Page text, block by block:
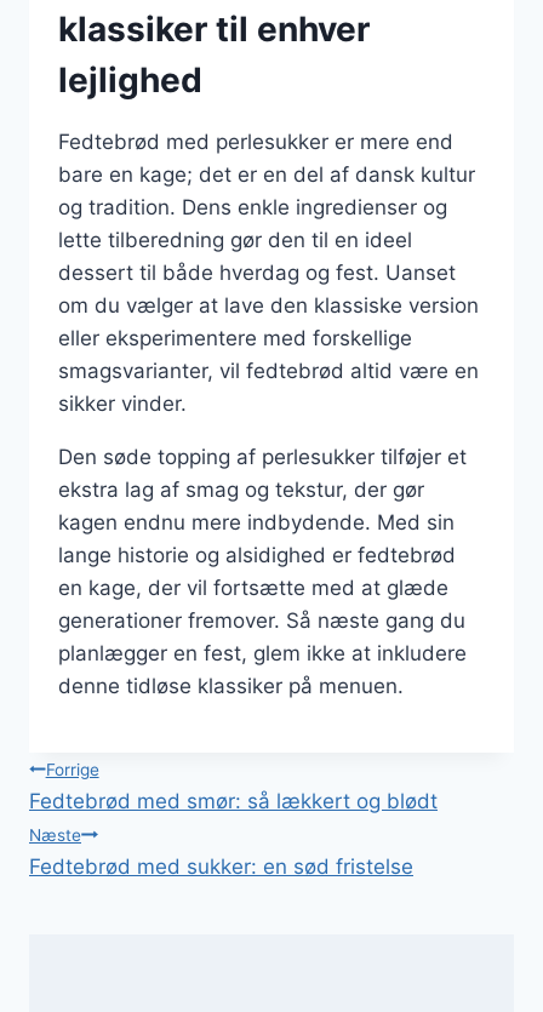
klassiker til enhver
lejlighed
Fedtebrød med perlesukker er mere end
bare en kage; det er en del af dansk kultur
og tradition. Dens enkle ingredienser og
lette tilberedning gør den til en ideel
dessert til både hverdag og fest. Uanset
om du vælger at lave den klassiske version
eller eksperimentere med forskellige
smagsvarianter, vil fedtebrød altid være en
sikker vinder.
Den søde topping af perlesukker tilføjer et
ekstra lag af smag og tekstur, der gør
kagen endnu mere indbydende. Med sin
lange historie og alsidighed er fedtebrød
en kage, der vil fortsætte med at glæde
generationer fremover. Så næste gang du
planlægger en fest, glem ikke at inkludere
denne tidløse klassiker på menuen.
Indlægsnavigation
Forrige
Fedtebrød med smør: så lækkert og blødt
Næste
Fedtebrød med sukker: en sød fristelse